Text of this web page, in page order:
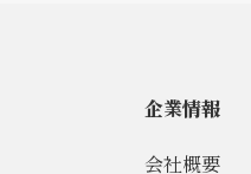
企業情報
会社概要